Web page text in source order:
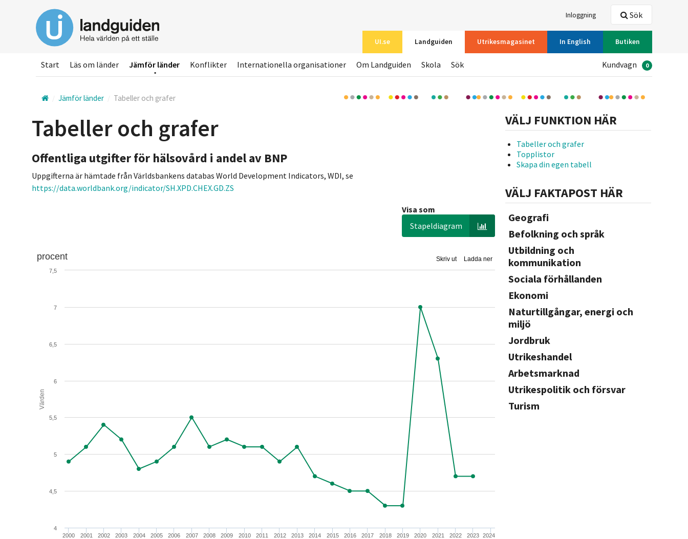
huvudinnehållet
Inloggning
UI.se Landguiden Utrikesmagasinet In English Butiken
Sök
Start Läs om länder Jämför länder Konflikter Internationella organisationer Om Landguiden Skola Sök Kundvagn 0
Jämför länder Tabeller och grafer
Tabeller och grafer
Offentliga utgifter för hälsovård i andel av BNP
Uppgifterna är hämtade från Världsbankens databas World Development Indicators, WDI, se
https://data.worldbank.org/indicator/SH.XPD.CHEX.GD.ZS
Visa som
Stapeldiagram
Ladda ner
Skriv ut
Värden
procent
2000 2001 2002 2003 2004 2005 2006 2007 2008 2009 2010 2011 2012 2013 2014 2015 2016 2017 2018 2019 2020 2021 2022 2023 2024
4
4,5
5
5,5
6
6,5
7
7,5
VÄLJ FUNKTION HÄR
Tabeller och grafer
Topplistor
Skapa din egen tabell
VÄLJ FAKTAPOST HÄR
Geografi
Befolkning och språk
Utbildning och
kommunikation
Sociala förhållanden
Ekonomi
Naturtillgångar, energi och
miljö
Jordbruk
Utrikeshandel
Arbetsmarknad
Utrikespolitik och försvar
Turism